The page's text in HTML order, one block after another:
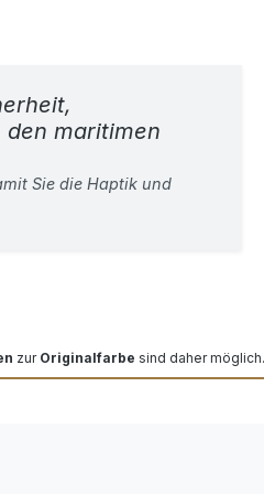
den maritimen
Sie die Haptik und
zur Originalfarbe sind daher möglich.